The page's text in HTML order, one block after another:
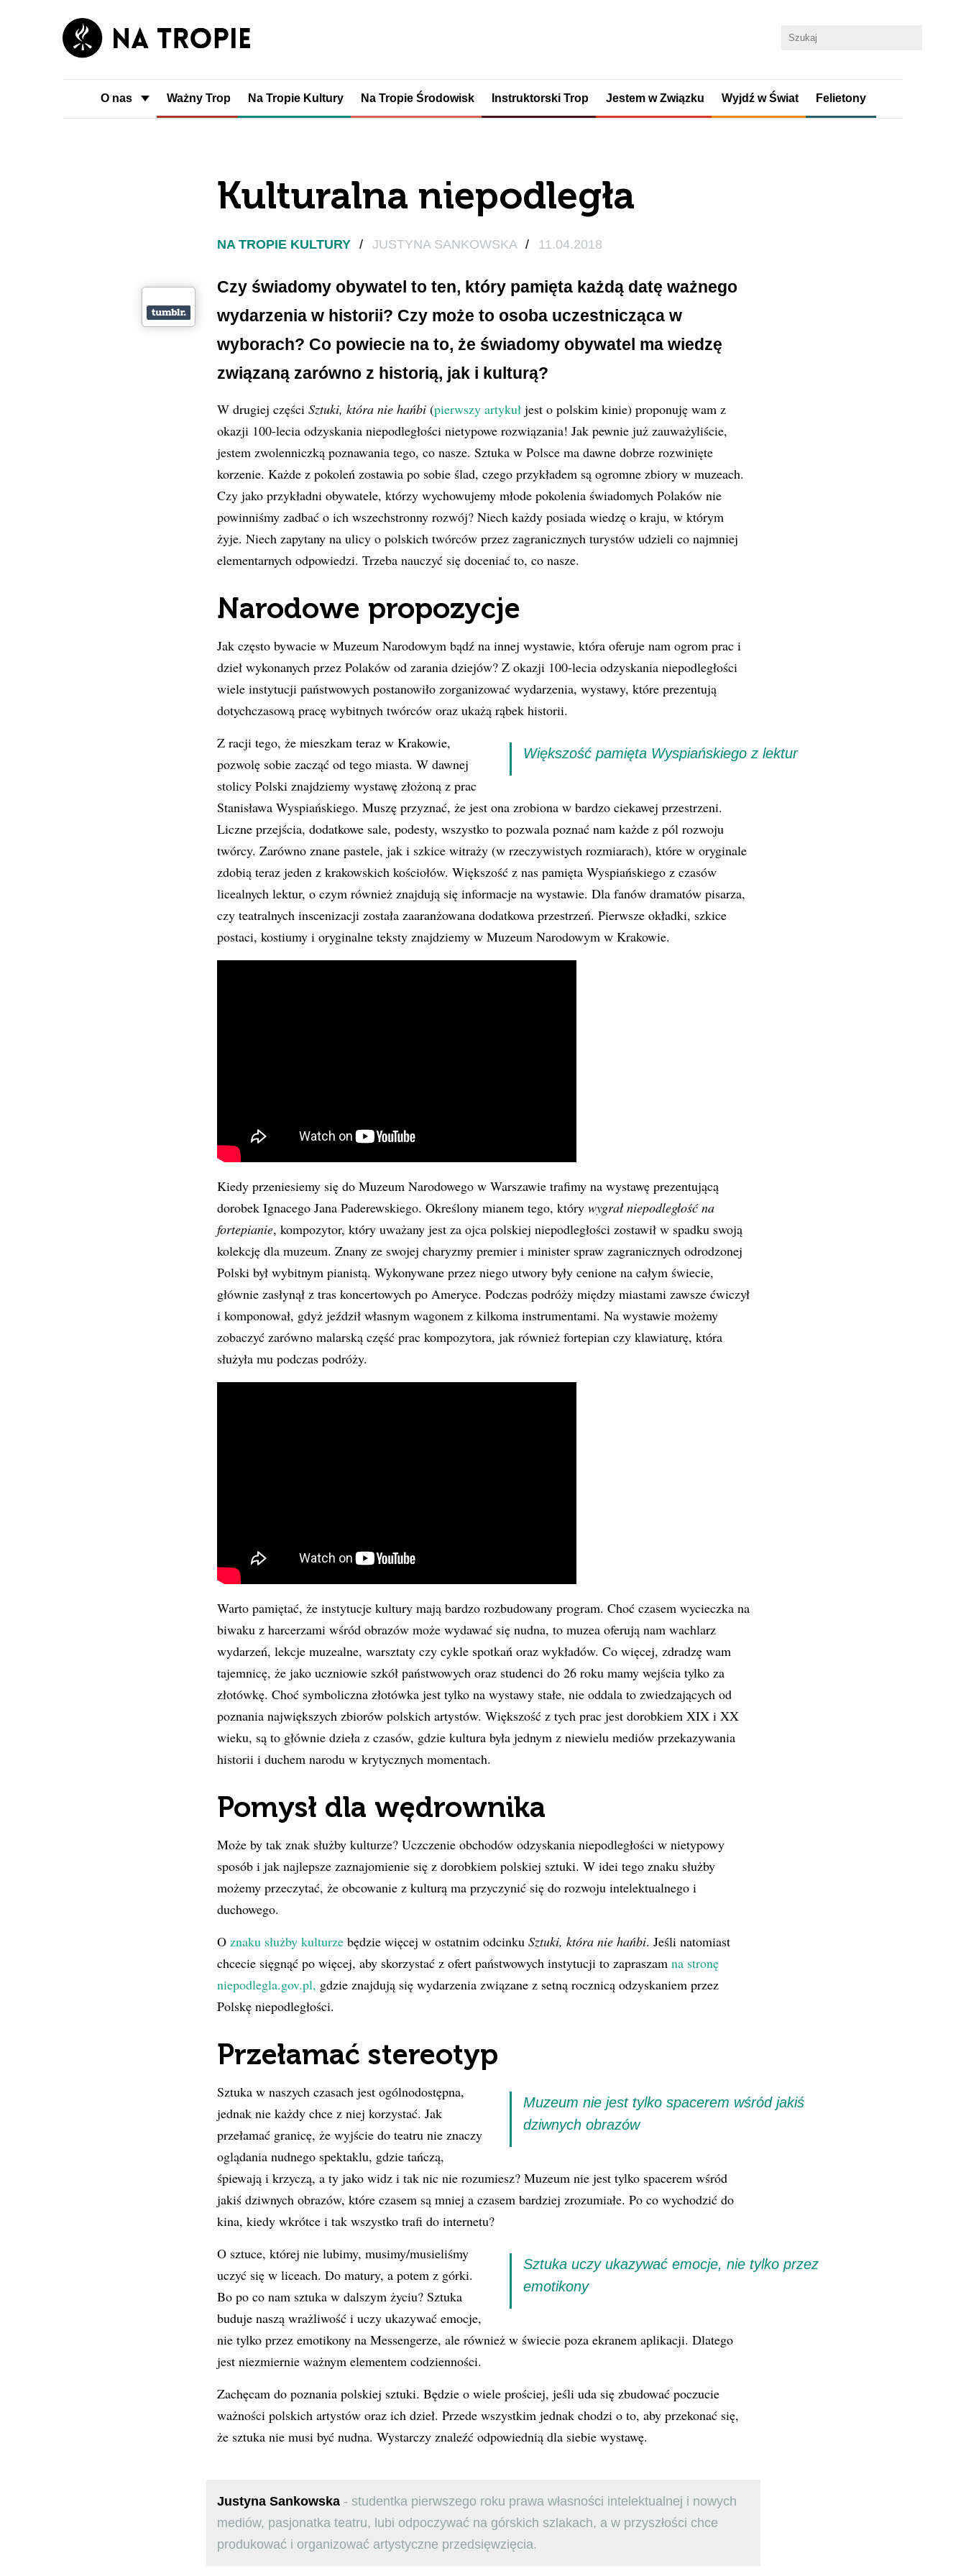
O nas Ważny Trop Na Tropie Kultury Na Tropie Środowisk Instruktorski Trop Jestem w Związku Wyjdź w Świat Felietony
Kulturalna niepodległa
NA TROPIE KULTURY / JUSTYNA SANKOWSKA / 11.04.2018
Czy świadomy obywatel to ten, który pamięta każdą datę ważnego
wydarzenia w historii? Czy może to osoba uczestnicząca w
wyborach? Co powiecie na to, że świadomy obywatel ma wiedzę
związaną zarówno z historią, jak i kulturą?
W drugiej części Sztuki, która nie hańbi (pierwszy artykułjest o polskim kinie) proponuję wam z
okazji 100-lecia odzyskania niepodległości nietypowe rozwiązania! Jak pewnie już zauważyliście,
jestem zwolenniczką poznawania tego, co nasze. Sztuka w Polsce ma dawne dobrze rozwinięte
korzenie. Każde z pokoleń zostawia po sobie ślad, czego przykładem są ogromne zbiory w muzeach.
Czy jako przykładni obywatele, którzy wychowujemy młode pokolenia świadomych Polaków nie
powinniśmy zadbać o ich wszechstronny rozwój? Niech każdy posiada wiedzę o kraju, w którym
żyje. Niech zapytany na ulicy o polskich twórców przez zagranicznych turystów udzieli co najmniej
elementarnych odpowiedzi. Trzeba nauczyć się doceniać to, co nasze.
Narodowe propozycje
Jak często bywacie w Muzeum Narodowym bądź na innej wystawie, która oferuje nam ogrom prac i
dzieł wykonanych przez Polaków od zarania dziejów? Z okazji 100-lecia odzyskania niepodległości
wiele instytucji państwowych postanowiło zorganizować wydarzenia, wystawy, które prezentują
dotychczasową pracę wybitnych twórców oraz ukażą rąbek historii.
Większość pamięta Wyspiańskiego z lektur
Z racji tego, że mieszkam teraz w Krakowie,
pozwolę sobie zacząć od tego miasta. W dawnej
stolicy Polski znajdziemy wystawę złożoną z prac
Stanisława Wyspiańskiego. Muszę przyznać, że jest ona zrobiona w bardzo ciekawej przestrzeni.
Liczne przejścia, dodatkowe sale, podesty, wszystko to pozwala poznać nam każde z pól rozwoju
twórcy. Zarówno znane pastele, jak i szkice witraży (w rzeczywistych rozmiarach), które w oryginale
zdobią teraz jeden z krakowskich kościołów. Większość z nas pamięta Wyspiańskiego z czasów
licealnych lektur, o czym również znajdują się informacje na wystawie. Dla fanów dramatów pisarza,
czy teatralnych inscenizacji została zaaranżowana dodatkowa przestrzeń. Pierwsze okładki, szkice
postaci, kostiumy i oryginalne teksty znajdziemy w Muzeum Narodowym w Krakowie.
Kiedy przeniesiemy się do Muzeum Narodowego w Warszawie trafimy na wystawę prezentującą
dorobek Ignacego Jana Paderewskiego. Określony mianem tego, który wygrał niepodległość na
fortepianie, kompozytor, który uważany jest za ojca polskiej niepodległości zostawił w spadku swoją
kolekcję dla muzeum. Znany ze swojej charyzmy premier i minister spraw zagranicznych odrodzonej
Polski był wybitnym pianistą. Wykonywane przez niego utwory były cenione na całym świecie,
głównie zasłynął z tras koncertowych po Ameryce. Podczas podróży między miastami zawsze ćwiczył
i komponował, gdyż jeździł własnym wagonem z kilkoma instrumentami. Na wystawie możemy
zobaczyć zarówno malarską część prac kompozytora, jak również fortepian czy klawiaturę, która
służyła mu podczas podróży.
Warto pamiętać, że instytucje kultury mają bardzo rozbudowany program. Choć czasem wycieczka na
biwaku z harcerzami wśród obrazów może wydawać się nudna, to muzea oferują nam wachlarz
wydarzeń, lekcje muzealne, warsztaty czy cykle spotkań oraz wykładów. Co więcej, zdradzę wam
tajemnicę, że jako uczniowie szkół państwowych oraz studenci do 26 roku mamy wejścia tylko za
złotówkę. Choć symboliczna złotówka jest tylko na wystawy stałe, nie oddala to zwiedzających od
poznania największych zbiorów polskich artystów. Większość z tych prac jest dorobkiem XIX i XX
wieku, są to głównie dzieła z czasów, gdzie kultura była jednym z niewielu mediów przekazywania
historii i duchem narodu w krytycznych momentach.
Pomysł dla wędrownika
Może by tak znak służby kulturze? Uczczenie obchodów odzyskania niepodległości w nietypowy
sposób i jak najlepsze zaznajomienie się z dorobkiem polskiej sztuki. W idei tego znaku służby
możemy przeczytać, że obcowanie z kulturą ma przyczynić się do rozwoju intelektualnego i
duchowego.
O znaku służby kulturze będzie więcej w ostatnim odcinku Sztuki, która nie hańbi. Jeśli natomiast
chcecie sięgnąć po więcej, aby skorzystać z ofert państwowych instytucji to zapraszam na stronę
niepodlegla.gov.pl, gdzie znajdują się wydarzenia związane z setną rocznicą odzyskaniem przez
Polskę niepodległości.
Przełamać stereotyp
Muzeum nie jest tylko spacerem wśród jakiś
dziwnych obrazów
Sztuka w naszych czasach jest ogólnodostępna,
jednak nie każdy chce z niej korzystać. Jak
przełamać granicę, że wyjście do teatru nie znaczy
oglądania nudnego spektaklu, gdzie tańczą,
śpiewają i krzyczą, a ty jako widz i tak nic nie rozumiesz? Muzeum nie jest tylko spacerem wśród
jakiś dziwnych obrazów, które czasem są mniej a czasem bardziej zrozumiałe. Po co wychodzić do
kina, kiedy wkrótce i tak wszystko trafi do internetu?
Sztuka uczy ukazywać emocje, nie tylko przez
emotikony
O sztuce, której nie lubimy, musimy/musieliśmy
uczyć się w liceach. Do matury, a potem z górki.
Bo po co nam sztuka w dalszym życiu? Sztuka
buduje naszą wrażliwość i uczy ukazywać emocje,
nie tylko przez emotikony na Messengerze, ale również w świecie poza ekranem aplikacji. Dlatego
jest niezmiernie ważnym elementem codzienności.
Zachęcam do poznania polskiej sztuki. Będzie o wiele prościej, jeśli uda się zbudować poczucie
ważności polskich artystów oraz ich dzieł. Przede wszystkim jednak chodzi o to, aby przekonać się,
że sztuka nie musi być nudna. Wystarczy znaleźć odpowiednią dla siebie wystawę.
Justyna Sankowska- studentka pierwszego roku prawa własności intelektualnej i nowych
mediów, pasjonatka teatru, lubi odpoczywać na górskich szlakach, a w przyszłości chce
produkować i organizować artystyczne przedsięwzięcia.